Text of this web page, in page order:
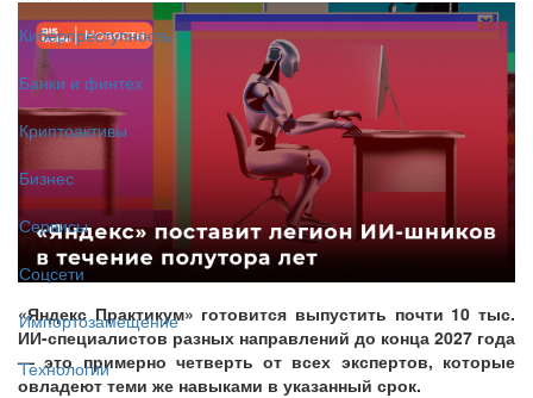
Киберпреступность
Банки и финтех
Криптоактивы
Бизнес
Сервисы
Соцсети
Импортозамещение
Технологии
«Яндекс Практикум» готовится выпустить почти 10 тыс.
ИИ-специалистов разных направлений до конца 2027 года
— это примерно четверть от всех экспертов, которые
овладеют теми же навыками в указанный срок.